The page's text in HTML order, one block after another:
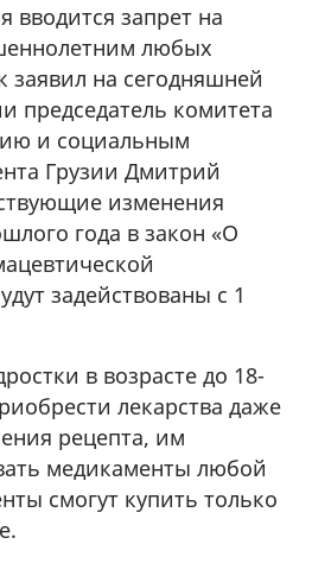
вводится запрет на
любых
заявил на сегодняшней
председатель комитета
и социальным
Грузии Дмитрий
изменения
года в закон «О
задействованы с 1
в возрасте до 18-
лекарства даже
рецепта, им
медикаменты любой
смогут купить только